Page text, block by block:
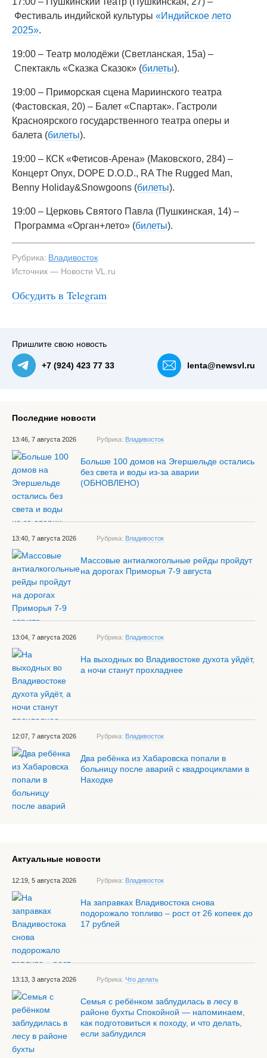
Фестиваль индийской культуры «Индийское лето
2025».
19:00 – Театр молодёжи (Светланская, 15а) –
Спектакль «Сказка Сказок» (билеты).
19:00 – Приморская сцена Мариинского театра
(Фастовская, 20) – Балет «Спартак». Гастроли
Красноярского государственного театра оперы и
балета (билеты).
19:00 – КСК «Фетисов-Арена» (Маковского, 284) –
Концерт Onyx, DOPE D.O.D., RA The Rugged Man,
Benny Holiday&Snowgoons (билеты).
19:00 – Церковь Святого Павла (Пушкинская, 14) –
Программа «Орган+лето» (билеты).
Рубрика: Владивосток
Источник — Новости VL.ru
Обсудить в Telegram
Пришлите свою новость
+7 (924) 423 77 33 lenta@newsvl.ru
Последние новости
13:46, 7 августа 2026 Рубрика: Владивосток
Больше 100 домов на Эгершельде остались
без света и воды из-за аварии
(ОБНОВЛЕНО)
13:40, 7 августа 2026 Рубрика: Владивосток
Массовые антиалкогольные рейды пройдут
на дорогах Приморья 7-9 августа
13:04, 7 августа 2026 Рубрика: Владивосток
На выходных во Владивостоке духота уйдёт,
а ночи станут прохладнее
12:07, 7 августа 2026 Рубрика: Владивосток
Два ребёнка из Хабаровска попали в
больницу после аварий с квадроциклами в
Находке
Актуальные новости
12:19, 5 августа 2026 Рубрика: Владивосток
На заправках Владивостока снова
подорожало топливо – рост от 26 копеек до
17 рублей
13:13, 3 августа 2026 Рубрика: Что делать
Семья с ребёнком заблудилась в лесу в
районе бухты Спокойной — напоминаем,
как подготовиться к походу, и что делать,
если заблудился